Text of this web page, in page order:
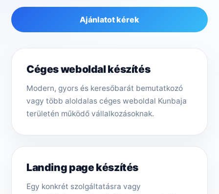
Ajánlatot kérek
Céges weboldal készítés
Modern, gyors és keresőbarát bemutatkozó
vagy több aloldalas céges weboldal Kunbaja
területén működő vállalkozásoknak.
Landing page készítés
Egy konkrét szolgáltatásra vagy